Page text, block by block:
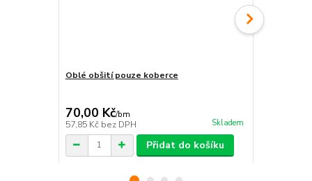
Oblé obšití pouze koberce
70,00 Kč/bm
57,85 Kč bez DPH Skladem
Přidat do košíku